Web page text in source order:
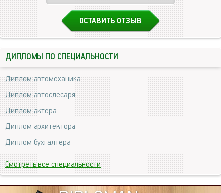
ОСТАВИТЬ ОТЗЫВ
ДИПЛОМЫ ПО СПЕЦИАЛЬНОСТИ
Диплом автомеханика
Диплом автослесаря
Диплом актера
Диплом архитектора
Диплом бухгалтера
Смотреть все специальности